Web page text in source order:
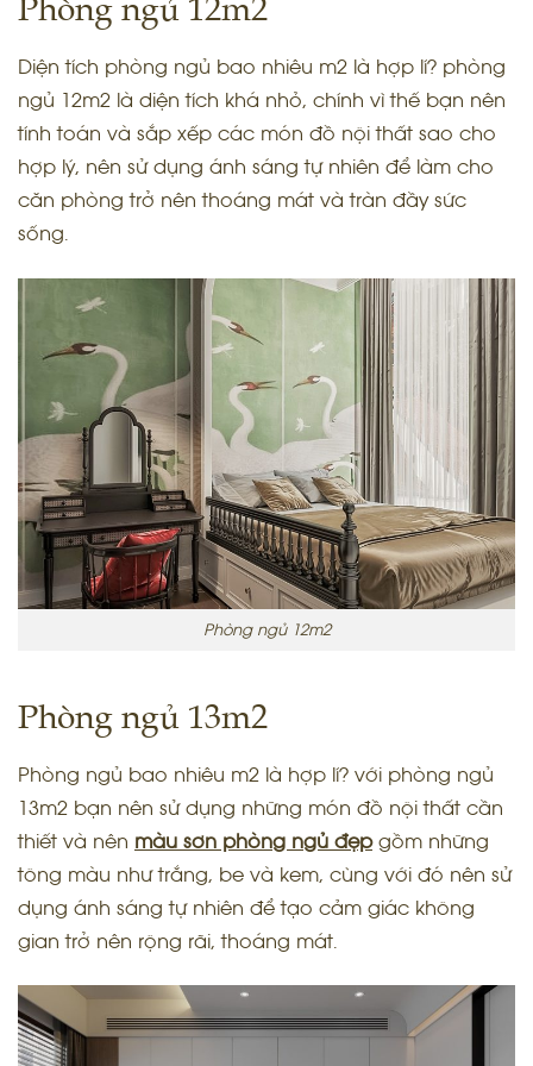
Diện tích phòng ngủ bao nhiêu m2 là hợp lí? phòng
ngủ 12m2 là diện tích khá nhỏ, chính vì thế bạn nên
tính toán và sắp xếp các món đồ nội thất sao cho
hợp lý, nên sử dụng ánh sáng tự nhiên để làm cho
căn phòng trở nên thoáng mát và tràn đầy sức
sống.
Phòng ngủ 12m2
Phòng ngủ 13m2
Phòng ngủ bao nhiêu m2 là hợp lí? với phòng ngủ
13m2 bạn nên sử dụng những món đồ nội thất cần
thiết và nên màu sơn phòng ngủ đẹpgồm những
tông màu như trắng, be và kem, cùng với đó nên sử
dụng ánh sáng tự nhiên để tạo cảm giác không
gian trở nên rộng rãi, thoáng mát.